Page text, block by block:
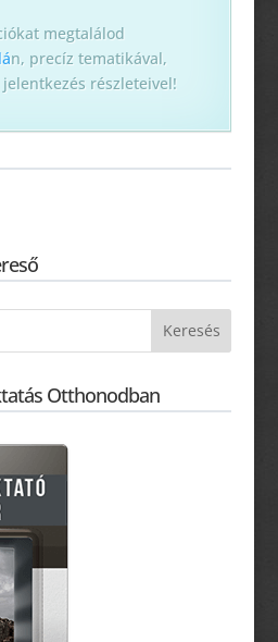
megtalálod
n, precíz tematikával,
részleteivel!
Otthonodban